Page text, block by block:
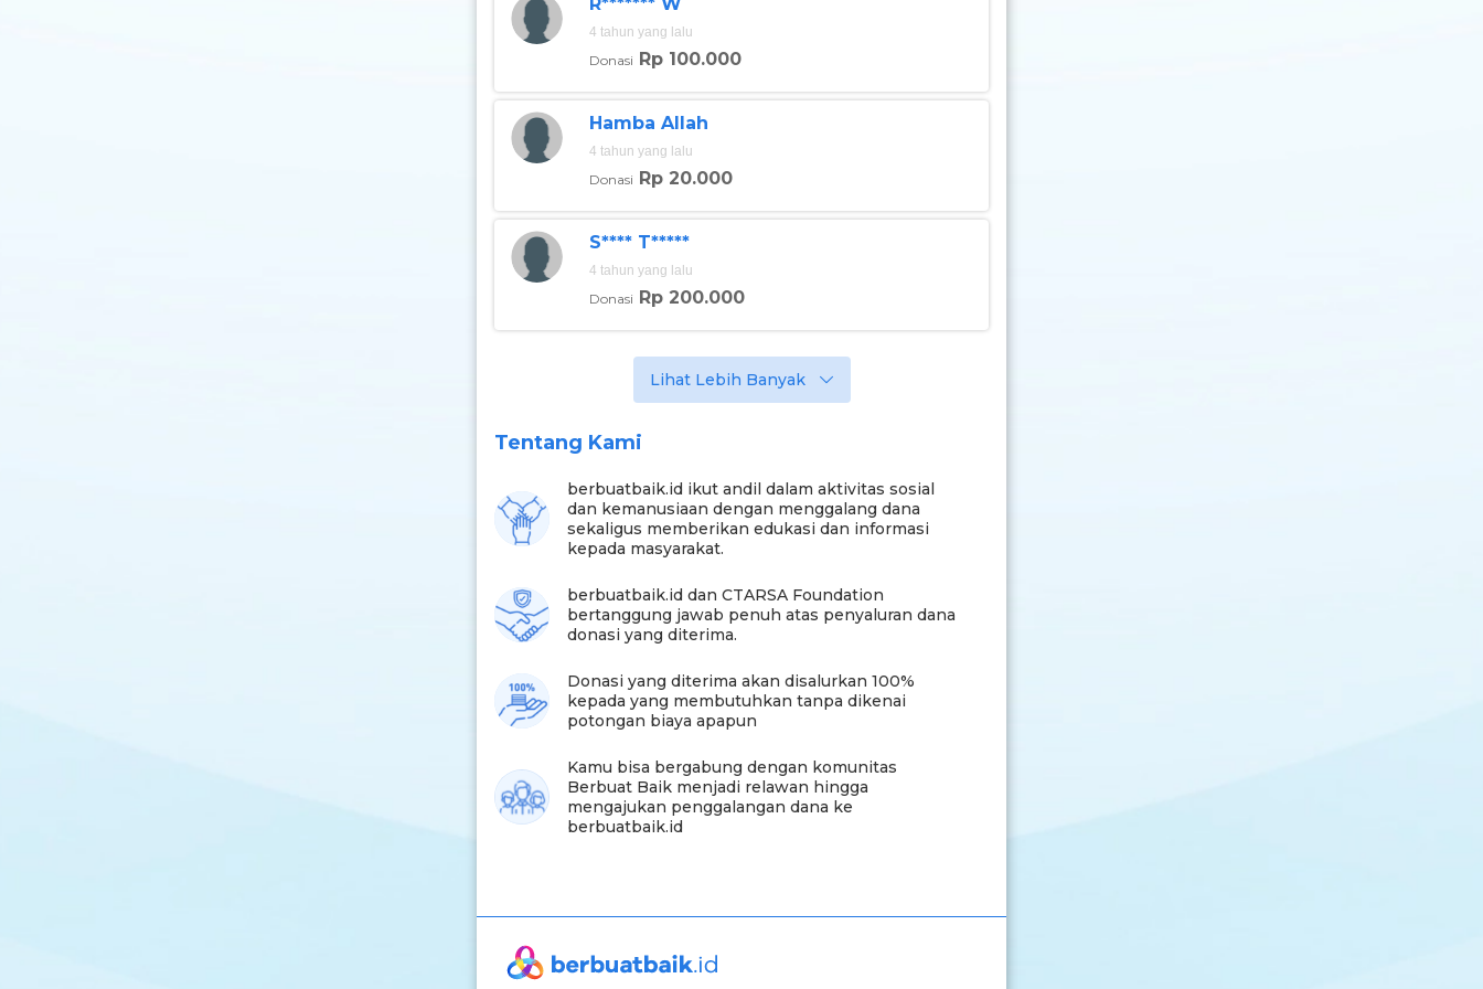
meninjau langsung pembangunan sumber air tersebut.
Foto:berbuatbaik.id
meliputi penambahan toilet, renovasi tempat wudhu,
"Waktu ke sana air mengalir deras dan warga juga
senang banget. Alhamdulillah. Dulu mereka harus lewat
hutan-hutan untuk mengecek penampungan dan pipa
lama," sambungnya.
Adapun untuk dana yang telah didonasikan sebesar
total dana yang berhasil dimanfaatkan sebesar Rp
19.300.000. Rincian pembelanjaan meliputi:
Foto:berbuatbaik.id
Sahabat baik, betapa besar bantuan yang diberikan untuk
warga Dukuh Mrica hingga membuat mereka kembali
4 tahun yang lalu
Donasi Rp 100.000
Hamba Allah
4 tahun yang lalu
Donasi Rp 20.000
S**** T*****
4 tahun yang lalu
Donasi Rp 200.000
Lihat Lebih Banyak
Tentang Kami
berbuatbaik.id ikut andil dalam aktivitas sosial
dan kemanusiaan dengan menggalang dana
sekaligus memberikan edukasi dan informasi
kepada masyarakat.
berbuatbaik.id dan CTARSA Foundation
bertanggung jawab penuh atas penyaluran dana
donasi yang diterima.
Donasi yang diterima akan disalurkan 100%
kepada yang membutuhkan tanpa dikenai
potongan biaya apapun
Kamu bisa bergabung dengan komunitas
Berbuat Baik menjadi relawan hingga
mengajukan penggalangan dana ke
berbuatbaik.id